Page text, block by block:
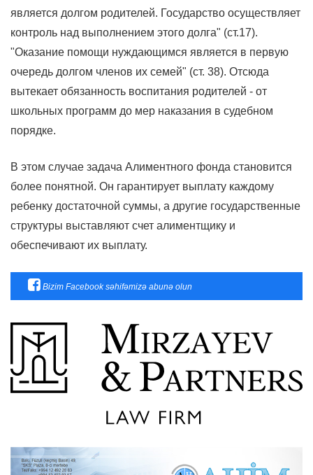
является долгом родителей. Государство осуществляет
контроль над выполнением этого долга" (ст.17).
"Оказание помощи нуждающимся является в первую
очередь долгом членов их семей" (ст. 38). Отсюда
вытекает обязанность воспитания родителей - от
школьных программ до мер наказания в судебном
порядке.
В этом случае задача Алиментного фонда становится
более понятной. Он гарантирует выплату каждому
ребенку достаточной суммы, а другие государственные
структуры выставляют счет алиментщику и
обеспечивают их выплату.
Bizim Facebook səhifəmizə abunə olun